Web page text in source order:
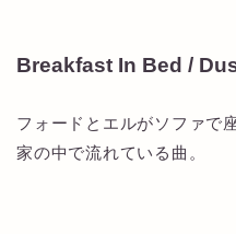
Breakfast In Bed /
フォードとエルがソファで
家の中で流れている曲。